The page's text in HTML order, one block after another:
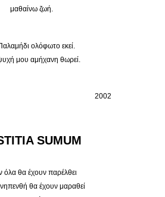
μαθαίνω ζωή.
ολόφωτο εκεί.
μου αμήχανη θωρεί.
2002
SUMUM
όλα θα έχουν παρέλθει
νηπενθή θα έχουν μαραθεί